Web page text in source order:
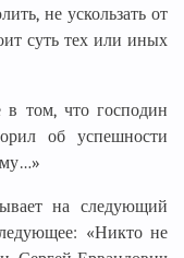
не ускользать от
суть тех или иных
в том, что господин
об успешности
на следующий
«Никто не